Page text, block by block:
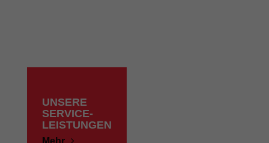
UNSERE
SERVICE-
LEISTUNGEN